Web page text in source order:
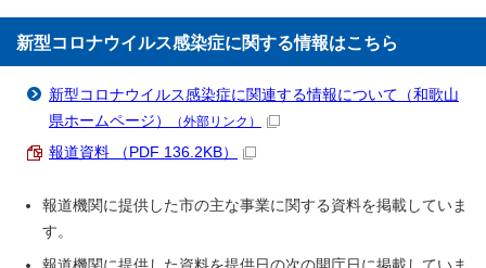
新型コロナウイルス感染症に関する情報はこちら
新型コロナウイルス感染症に関連する情報について（和歌山
県ホームページ）
（外部リンク）
報道資料 （PDF 136.2KB）
報道機関に提供した市の主な事業に関する資料を掲載していま
す。